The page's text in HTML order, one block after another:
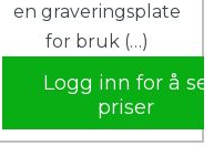
en graveringsplate
for bruk (…)
Logg inn for å se
priser